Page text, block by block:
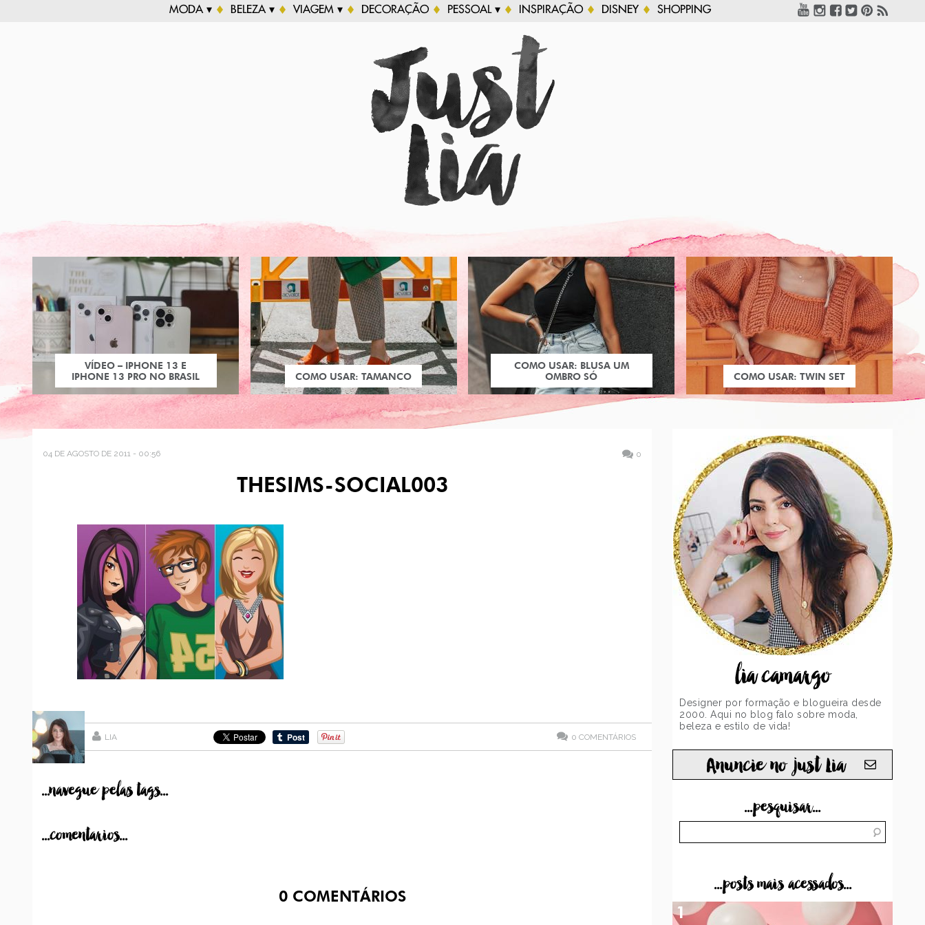
MODA ▾ BELEZA ▾ VIAGEM ▾ DECORAÇÃO PESSOAL ▾ INSPIRAÇÃO DISNEY SHOPPING
VÍDEO – IPHONE 13 E
IPHONE 13 PRO NO BRASIL
COMO USAR: TAMANCO
COMO USAR: BLUSA UM
OMBRO SÓ
COMO USAR: TWIN SET
04 DE AGOSTO DE 2011 - 00:56 0
THESIMS-SOCIAL003
LIA 0 COMENTÁRIOS
...navegue pelas tags...
...comentarios...
0COMENTÁRIOS
lia camargo
Designer por formação e blogueira desde
2000. Aqui no blog falo sobre moda,
beleza e estilo de vida!
Anuncie no just Lia
...pesquisar...
...posts mais acessados...
1